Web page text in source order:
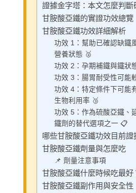
證據金字塔：本文怎麼判斷
甘胺酸亞鐵的實證功效總覽
甘胺酸亞鐵功效詳細解析
功效 1：幫助已確認缺鐵
營養狀態 🥈
功效 2：孕期補鐵與鐵狀
功效 3：腸胃耐受性可能
功效 4：特定條件下可能
生物利用率 🥉
功效 5：作為硫酸亞鐵、
鐵劑的替代選項之一 📋
哪些甘胺酸亞鐵功效目前證
甘胺酸亞鐵劑量與怎麼吃
📌 劑量注意事項
甘胺酸亞鐵什麼時候吃最好
甘胺酸亞鐵副作用與安全性